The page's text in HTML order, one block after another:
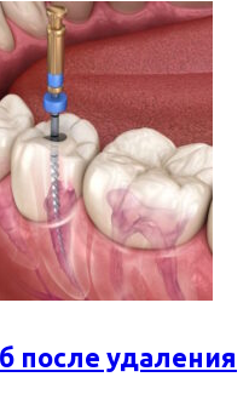
после удаления